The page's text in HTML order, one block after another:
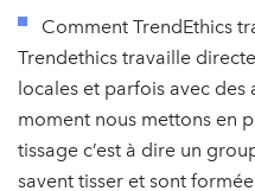
Comment TrendEthics
Trendethics travaille
locales et parfois avec des
moment nous mettons en
tissage c’est à dire un
savent tisser et sont